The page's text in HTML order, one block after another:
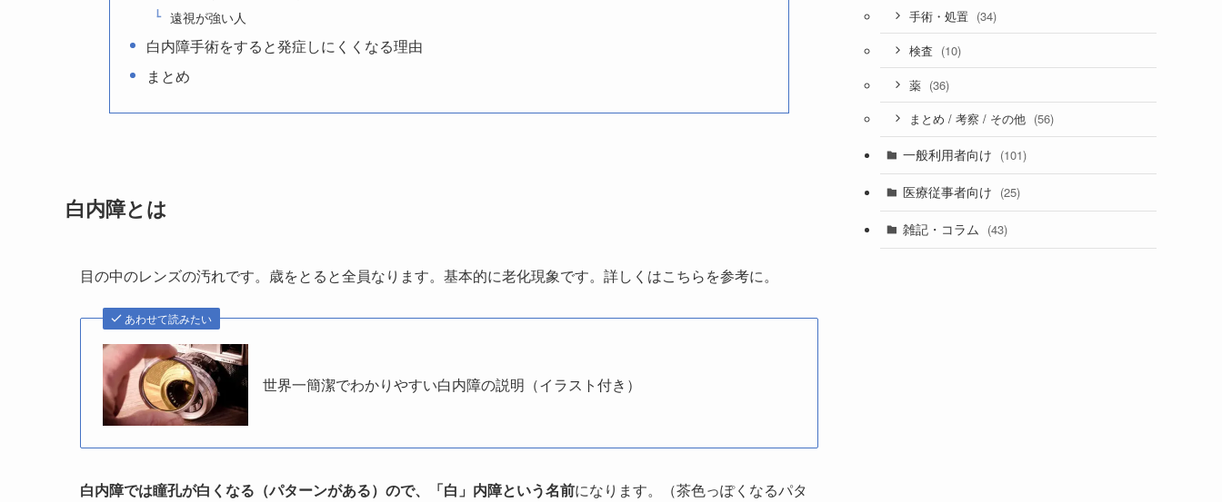
遠視が強い人
白内障手術をすると発症しにくくなる理由
まとめ
白内障とは
目の中のレンズの汚れです。歳をとると全員なります。基本的に老化現象です。詳しくはこちらを参考に。
あわせて読みたい
世界一簡潔でわかりやすい白内障の説明（イラスト付き）
白内障では瞳孔が白くなる（パターンがある）ので、「白」内障という名前になります。（茶色っぽくなるパタ
手術・処置 (34)
検査 (10)
薬 (36)
まとめ / 考察 / その他 (56)
一般利用者向け (101)
医療従事者向け (25)
雑記・コラム (43)